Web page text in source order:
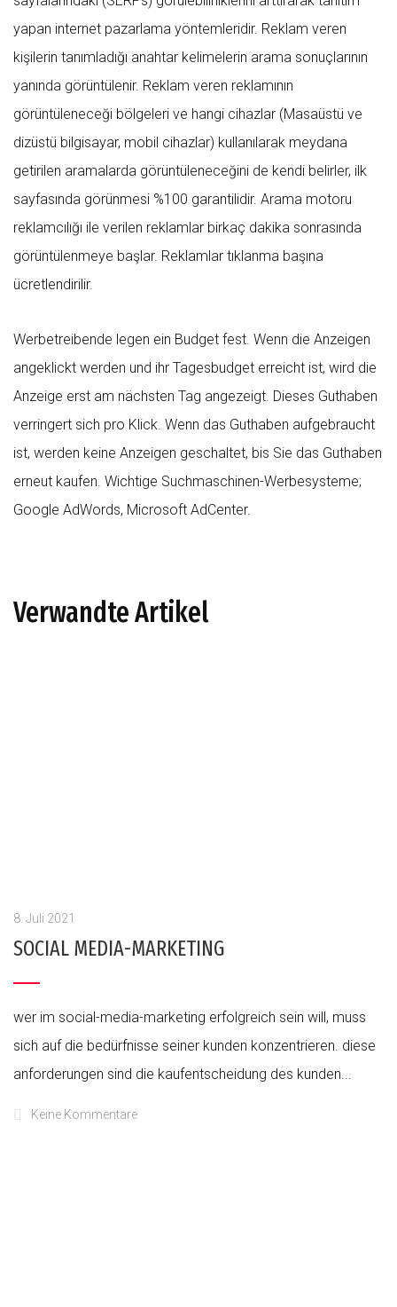
yapan internet pazarlama yöntemleridir. Reklam veren
kişilerin tanımladığı anahtar kelimelerin arama sonuçlarının
yanında görüntülenir. Reklam veren reklamının
görüntüleneceği bölgeleri ve hangi cihazlar (Masaüstü ve
dizüstü bilgisayar, mobil cihazlar) kullanılarak meydana
getirilen aramalarda görüntüleneceğini de kendi belirler, ilk
sayfasında görünmesi %100 garantilidir. Arama motoru
reklamcılığı ile verilen reklamlar birkaç dakika sonrasında
görüntülenmeye başlar. Reklamlar tıklanma başına
ücretlendirilir.
Werbetreibende legen ein Budget fest. Wenn die Anzeigen
angeklickt werden und ihr Tagesbudget erreicht ist, wird die
Anzeige erst am nächsten Tag angezeigt. Dieses Guthaben
verringert sich pro Klick. Wenn das Guthaben aufgebraucht
ist, werden keine Anzeigen geschaltet, bis Sie das Guthaben
erneut kaufen. Wichtige Suchmaschinen-Werbesysteme;
Google AdWords, Microsoft AdCenter.
Verwandte Artikel
8. Juli 2021
SOCIAL MEDIA-MARKETING
wer im social-media-marketing erfolgreich sein will, muss
sich auf die bedürfnisse seiner kunden konzentrieren. diese
anforderungen sind die kaufentscheidung des kunden...
Keine Kommentare